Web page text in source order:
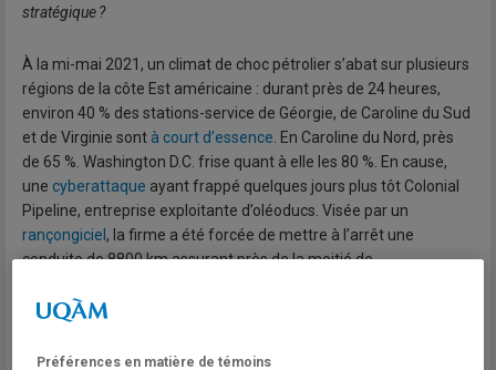
stratégique ?
À la mi-mai 2021, un climat de choc pétrolier s’abat sur plusieurs
régions de la côte Est américaine : durant près de 24 heures,
environ 40 % des stations-service de Géorgie, de Caroline du Sud
et de Virginie sont à court d’essence . En Caroline du Nord, près
de 65 %. Washington D.C. frise quant à elle les 80 %. En cause,
une cyberattaque ayant frappé quelques jours plus tôt Colonial
Pipeline, entreprise exploitante d’oléoducs. Visée par un
rançongiciel , la firme a été forcée de mettre à l’arrêt une
conduite de 8800 km assurant près de la moitié de
Unis. Celle-ci restera désactivée pendant onze longues journées,
vers les pompes à essence.
Préférences en matière de témoins